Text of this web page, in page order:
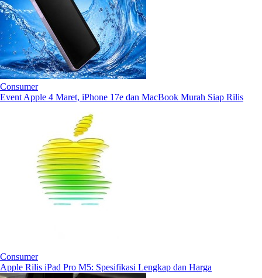
Consumer
Event Apple 4 Maret, iPhone 17e dan MacBook Murah Siap Rilis
Consumer
Apple Rilis iPad Pro M5: Spesifikasi Lengkap dan Harga